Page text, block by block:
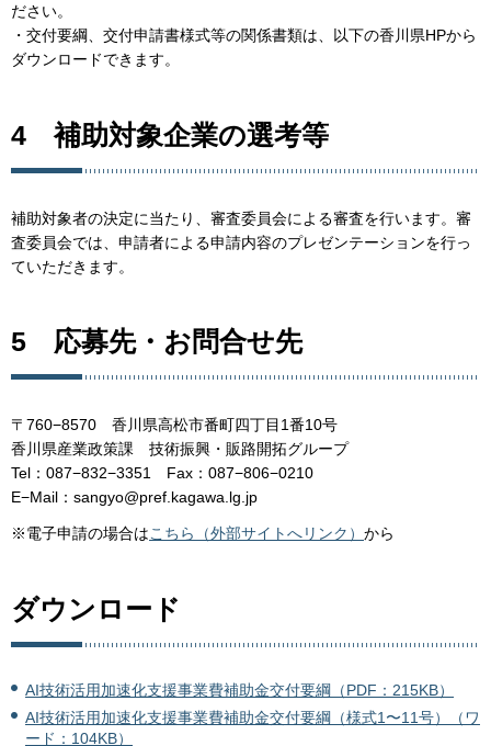
ださい。
・交付要綱、交付申請書様式等の関係書類は、以下の香川県HPから
ダウンロードできます。
4 補助対象企業の選考等
補助対象者の決定に当たり、審査委員会による審査を行います。審
査委員会では、申請者による申請内容のプレゼンテーションを行っ
ていただきます。
5 応募先・お問合せ先
〒760−8570 香川県高松市番町四丁目1番10号
香川県産業政策課 技術振興・販路開拓グループ
Tel：087−832−3351 Fax：087−806−0210
E−Mail：sangyo@pref.kagawa.lg.jp
※電子申請の場合はこちら（外部サイトへリンク） から
ダウンロード
AI技術活用加速化支援事業費補助金交付要綱（PDF：215KB）
AI技術活用加速化支援事業費補助金交付要綱（様式1〜11号）（ワ
ード：104KB）